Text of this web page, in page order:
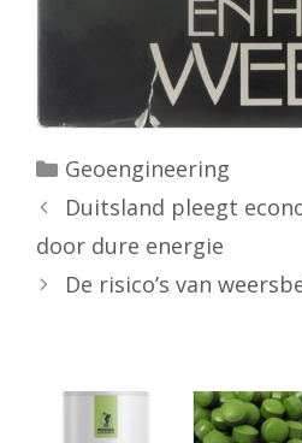
Categorieën
Geoengineering
Duitsland pleegt
door dure energie
De risico’s van